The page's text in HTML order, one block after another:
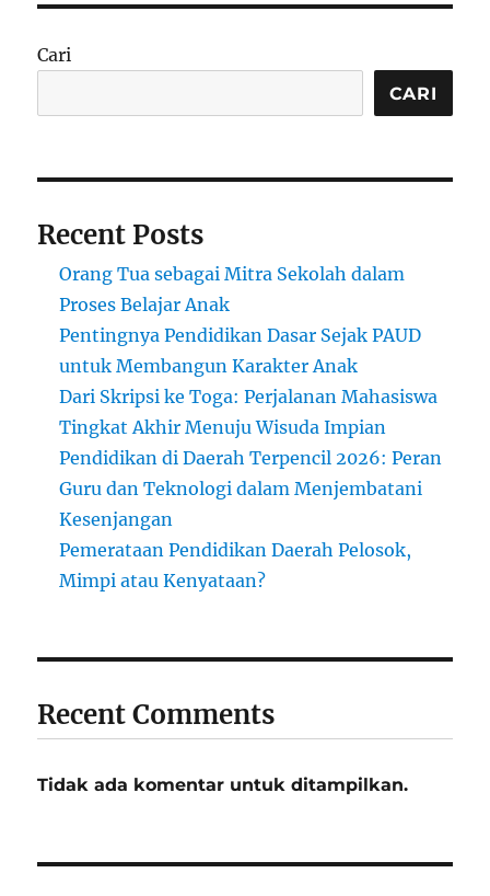
Cari
CARI
Recent Posts
Orang Tua sebagai Mitra Sekolah dalam
Proses Belajar Anak
Pentingnya Pendidikan Dasar Sejak PAUD
untuk Membangun Karakter Anak
Dari Skripsi ke Toga: Perjalanan Mahasiswa
Tingkat Akhir Menuju Wisuda Impian
Pendidikan di Daerah Terpencil 2026: Peran
Guru dan Teknologi dalam Menjembatani
Kesenjangan
Pemerataan Pendidikan Daerah Pelosok,
Mimpi atau Kenyataan?
Recent Comments
Tidak ada komentar untuk ditampilkan.